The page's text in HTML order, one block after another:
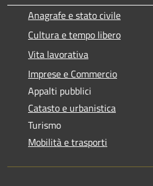
Anagrafe e stato civile
Cultura e tempo libero
Vita lavorativa
Imprese e Commercio
Appalti pubblici
Catasto e urbanistica
Turismo
Mobilità e trasporti